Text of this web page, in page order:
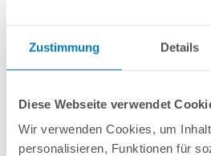
Zustimmung Details
Diese Webseite verwendet
Wir verwenden Cookies, um
personalisieren, Funktionen für
Stahlwand-Ovalpool POOLSANA